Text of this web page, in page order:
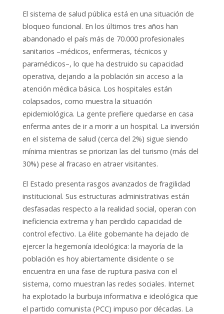
El sistema de salud pública está en una situación de
bloqueo funcional. En los últimos tres años han
abandonado el país más de 70.000 profesionales
sanitarios –médicos, enfermeras, técnicos y
paramédicos–, lo que ha destruido su capacidad
operativa, dejando a la población sin acceso a la
atención médica básica. Los hospitales están
colapsados, como muestra la situación
epidemiológica. La gente prefiere quedarse en casa
enferma antes de ir a morir a un hospital. La inversión
en el sistema de salud (cerca del 2%) sigue siendo
mínima mientras se priorizan las del turismo (más del
30%) pese al fracaso en atraer visitantes.
El Estado presenta rasgos avanzados de fragilidad
institucional. Sus estructuras administrativas están
desfasadas respecto a la realidad social, operan con
ineficiencia extrema y han perdido capacidad de
control efectivo. La élite gobernante ha dejado de
ejercer la hegemonía ideológica: la mayoría de la
población es hoy abiertamente disidente o se
encuentra en una fase de ruptura pasiva con el
sistema, como muestran las redes sociales. Internet
ha explotado la burbuja informativa e ideológica que
el partido comunista (PCC) impuso por décadas. La